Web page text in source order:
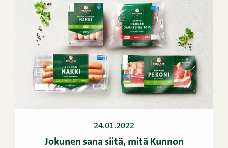
24.01.2022
Jokunen sana siitä, mitä Kunnon